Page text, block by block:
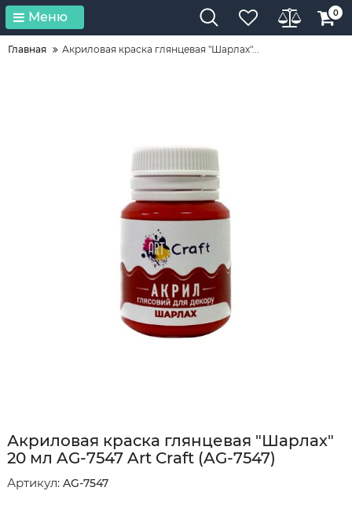
Меню 0
Главная Акриловая краска глянцевая "Шарлах"...
Акриловая краска глянцевая "Шарлах"
20 мл AG-7547 Art Craft (AG-7547)
Артикул: AG-7547